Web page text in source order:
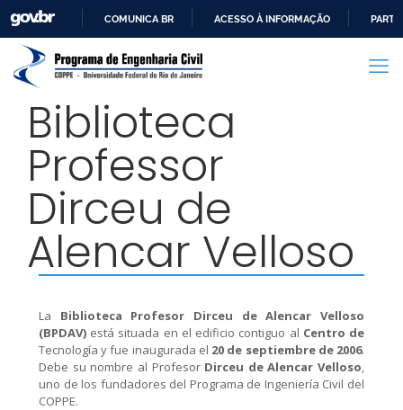
PARA
COMUNICA BR ACESSO À INFORMAÇÃO
Biblioteca
Professor
Dirceu de
Alencar Velloso
La Biblioteca Profesor Dirceu de Alencar Velloso
(BPDAV) está situada en el edificio contiguo al Centro de
Tecnología y fue inaugurada el 20 de septiembre de 2006.
Debe su nombre al Profesor Dirceu de Alencar Velloso
uno de los fundadores del Programa de Ingeniería Civil del
COPPE.